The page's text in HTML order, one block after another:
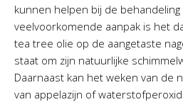
kunnen helpen bij de behandeling
veelvoorkomende aanpak is het
tea tree olie op de aangetaste
staat om zijn natuurlijke
Daarnaast kan het weken van de
van appelazijn of